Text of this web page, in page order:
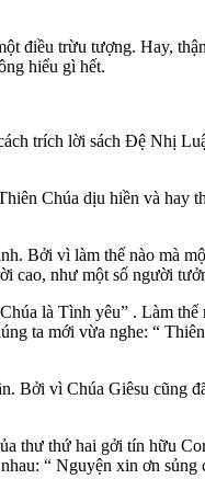
điều trừu tượng. Hay,
hiểu gì hết.
trích lời sách Đệ Nhị
Chúa dịu hiền và hay
Bởi vì làm thế nào mà
cao, như một số người
là Tình yêu” . Làm
ta mới vừa nghe: “
Bởi vì Chúa Giêsu cũng
thư thứ hai gởi tín hữu
“ Nguyện xin ơn